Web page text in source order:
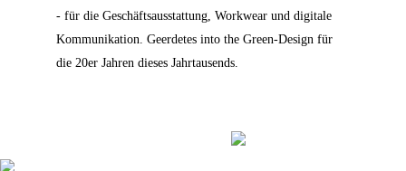
- für die Geschäftsausstattung, Workwear und digitale
Kommunikation. Geerdetes into the Green-Design für
die 20er Jahren dieses Jahrtausends.